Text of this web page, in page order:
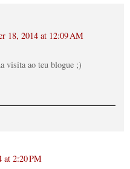
18, 2014 at 12:09 AM
visita ao teu blogue ;)
at 2:20 PM